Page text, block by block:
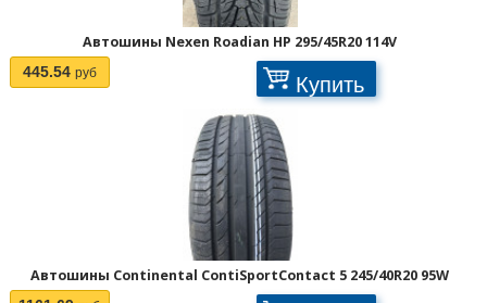
Автошины Nexen Roadian HP 295/45R20 114V
445.54 руб Купить
Автошины Continental ContiSportContact 5 245/40R20 95W